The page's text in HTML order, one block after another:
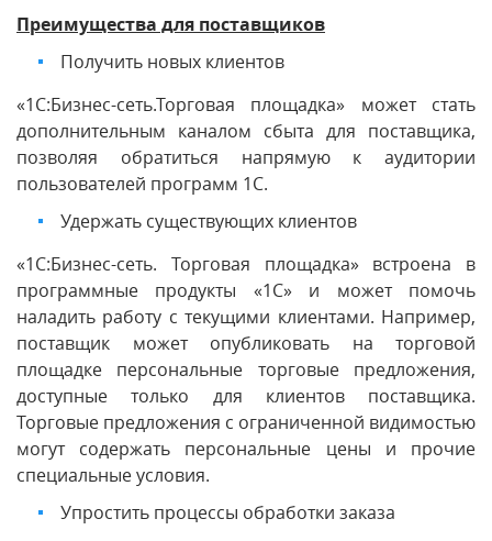
Преимущества для поставщиков
Получить новых клиентов
«1C:Бизнес-сеть.Торговая площадка» может стать
дополнительным каналом сбыта для поставщика,
позволяя обратиться напрямую к аудитории
пользователей программ 1С.
Удержать существующих клиентов
«1С:Бизнес-сеть. Торговая площадка» встроена в
программные продукты «1С» и может помочь
наладить работу с текущими клиентами. Например,
поставщик может опубликовать на торговой
площадке персональные торговые предложения,
доступные только для клиентов поставщика.
Торговые предложения с ограниченной видимостью
могут содержать персональные цены и прочие
специальные условия.
Упростить процессы обработки заказа